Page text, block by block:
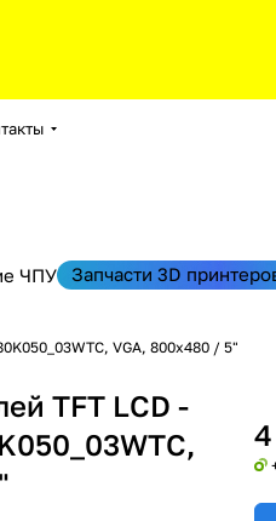
ЧПУ Запчасти 3D
VGA, 800x480 / 5"
TFT LCD -